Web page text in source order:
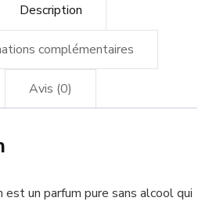
Description
complémentaires
Avis (0)
est un parfum pure sans alcool qui